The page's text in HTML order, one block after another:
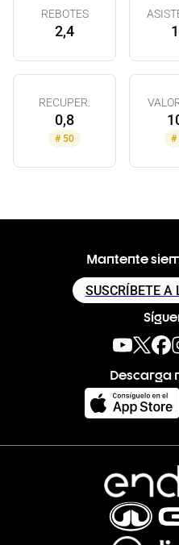
REBOTES
2,4
RECUPER.
0,8
# 50 #
Mantente
SUSCRÍBETE A
Descarga